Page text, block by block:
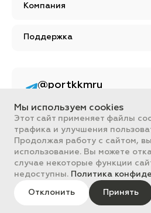
Компания
Поддержка
Вся информация, размещенная на
характер и не является публичной
положениями Статьи 437 ГК РФ.
Все цены на сайте указаны с НДС.
ОГРН 1022401953496
ПОРТ 2011-2026
Политика обработки данных
@portkkmru
контент PORT - бизнес
портал
Мы используем cookies
Этот сайт применяет файлы
трафика и улучшения
Продолжая работу с сайтом,
использование. Вы можете
случае некоторые функции
недоступны. Политика
Отклонить Принять